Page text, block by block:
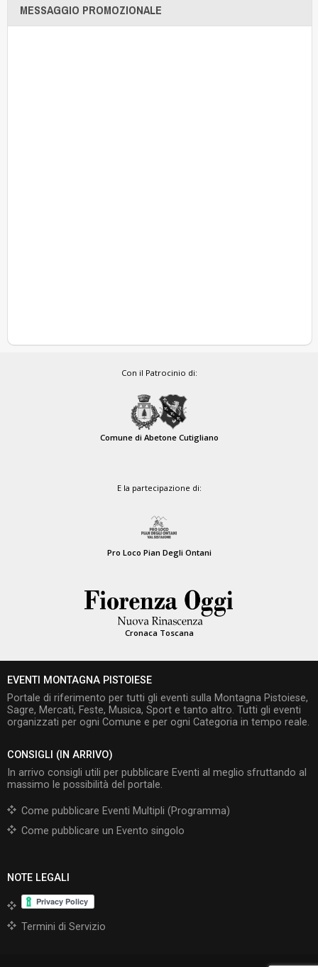
MESSAGGIO PROMOZIONALE
Con il Patrocinio di:
Comune di Abetone Cutigliano
E la partecipazione di:
Pro Loco Pian Degli Ontani
Cronaca Toscana
EVENTI MONTAGNA PISTOIESE
Portale di riferimento per tutti gli eventi sulla Montagna Pistoiese,
Sagre, Mercati, Feste, Musica, Sport e tanto altro. Tutti gli eventi
organizzati per ogni Comune e per ogni Categoria in tempo reale.
CONSIGLI (IN ARRIVO)
In arrivo consigli utili per pubblicare Eventi al meglio sfruttando al
massimo le possibilità del portale.
Come pubblicare Eventi Multipli (Programma)
Come pubblicare un Evento singolo
NOTE LEGALI
Termini di Servizio